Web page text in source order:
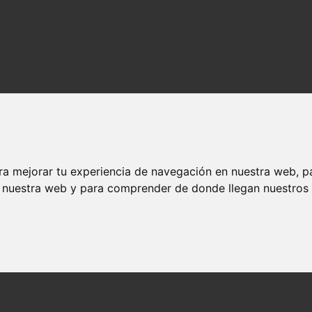
mejorar tu experiencia de navegación en nuestra web,
web y para comprender de donde llegan